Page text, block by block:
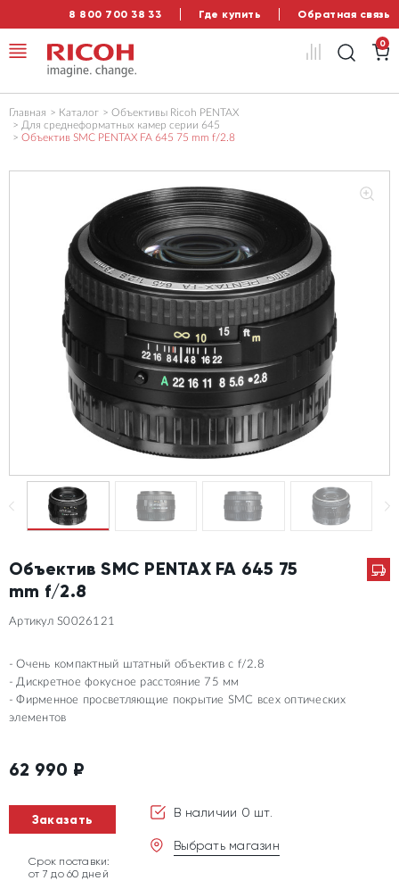
8 800 700 38 33 Где купить Обратная связь
0
Главная Каталог
Объективы Ricoh PENTAX
Для среднеформатных камер серии 645
Объектив SMC PENTAX FA 645 75 mm f/2.8
Объектив SMC PENTAX FA 645 75
mm f/2.8
Артикул S0026121
Очень компактный штатный объектив с f/2.8
Дискретное фокусное расстояние 75 мм
Фирменное просветляющие покрытие SMC всех оптических
элементов
62 990 ₽
Заказать
Срок поставки:
от 7 до 60 дней
В наличии 0 шт.
Выбрать магазин